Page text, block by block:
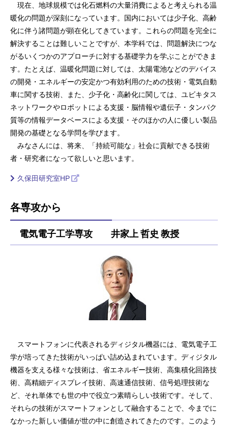
現在、地球規模では化石燃料の大量消費によると考えられる温
暖化の問題が深刻になっています。国内においては少子化、高齢
化に伴う諸問題が顕在化してきています。これらの問題を完全に
解決することは難しいことですが、本学科では、問題解決につな
がるいくつかのアプローチに対する基礎学力を学ぶことができま
す。たとえば、温暖化問題に対しては、太陽電池などのデバイス
の開発・エネルギーの安定かつ有効利用のための技術・電気自動
車に関する技術、また、少子化・高齢化に関しては、ユビキタス
ネットワークやロボットによる支援・脳情報や遺伝子・タンパク
質等の情報データベースによる支援・そのほかの人に優しい製品
開発の基礎となる学問を学びます。
みなさんには、将来、「持続可能な」社会に貢献できる技術
者・研究者になって欲しいと思います。
久保田研究室HP
各専攻から
電気電子工学専攻 井家上 哲史 教授
スマートフォンに代表されるディジタル機器には、電気電子工
学が培ってきた技術がいっぱい詰め込まれています。ディジタル
機器を支える様々な技術は、省エネルギー技術、高集積化回路技
術、高精細ディスプレイ技術、高速通信技術、信号処理技術な
ど、それ単体でも世の中で役立つ素晴らしい技術です。そして、
それらの技術がスマートフォンとして融合することで、今までに
なかった新しい価値が世の中に創造されてきたのです。このよう